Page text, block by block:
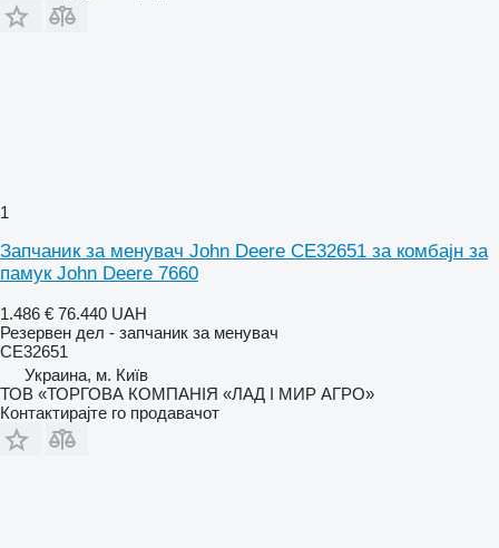
1
Запчаник за менувач John Deere CE32651 за комбајн за
памук John Deere 7660
1.486 € 76.440 UAH
Резервен дел - запчаник за менувач
CE32651
Украина, м. Київ
ТОВ «ТОРГОВА КОМПАНІЯ «ЛАД І МИР АГРО»
Контактирајте го продавачот